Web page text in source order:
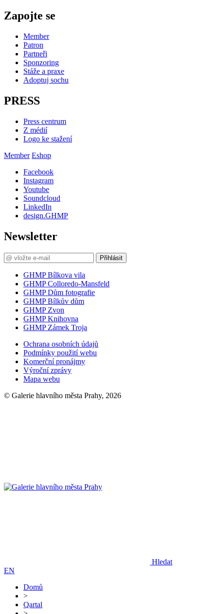
Zapojte se
Member
Patron
Partneři
Sponzoring
Stáže a praxe
Adoptuj sochu
PRESS
Press centrum
Z médií
Logo ke stažení
Member Eshop
Facebook
Instagram
Youtube
Soundcloud
LinkedIn
design.GHMP
Newsletter
Přihlásit
GHMP Bílkova vila
GHMP Colloredo-Mansfeld
GHMP Dům fotografie
GHMP Bílkův dům
GHMP Zvon
GHMP Knihovna
GHMP Zámek Troja
Ochrana osobních údajů
Podmínky použití webu
Komerční pronájmy
Výroční zprávy
Mapa webu
© Galerie hlavního města Prahy, 2026
Hledat
EN
Domů
>
Qartal